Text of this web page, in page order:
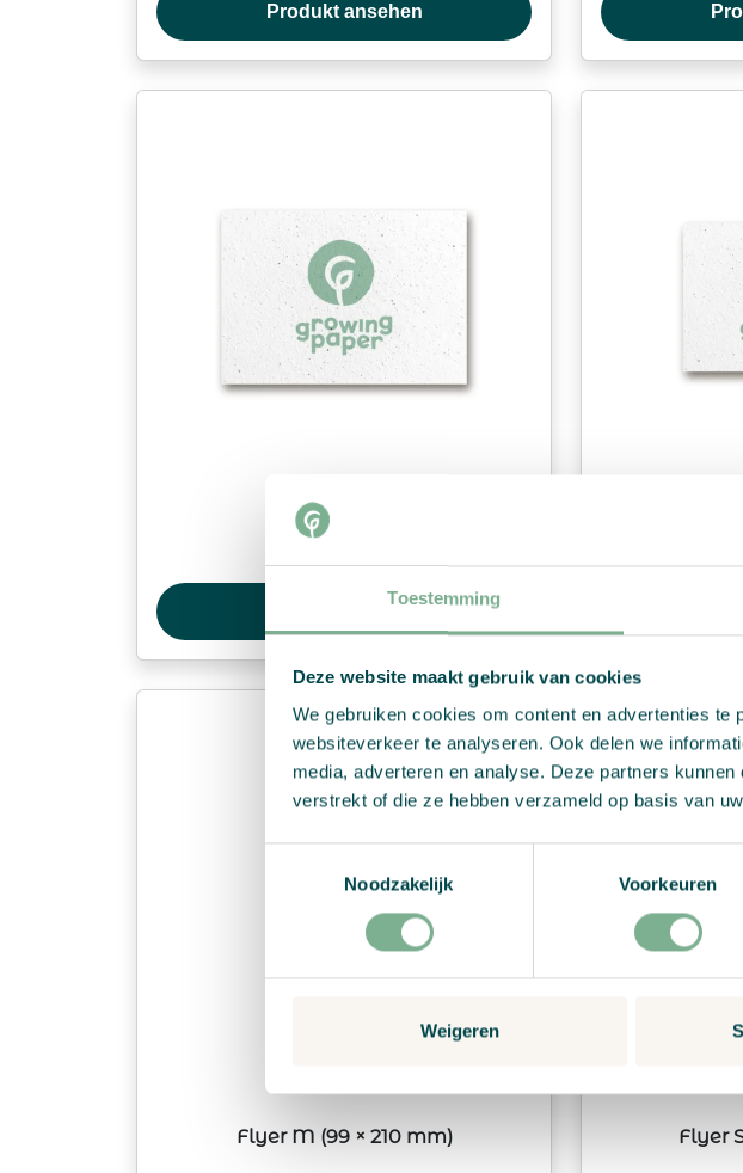
Toestemming
Deze website maakt gebruik van cookies
We gebruiken cookies om content en advertenties
websiteverkeer te analyseren. Ook delen we
media, adverteren en analyse. Deze partners
verstrekt of die ze hebben verzameld op basis van
Noodzakelijk
Voorkeuren
Weigeren
Produkt ansehen
DIN A6
Produkt ansehen
Flyer M (99 × 210 mm) Flyer